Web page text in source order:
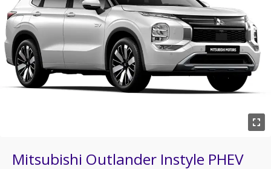
Mitsubishi Outlander Instyle PHEV